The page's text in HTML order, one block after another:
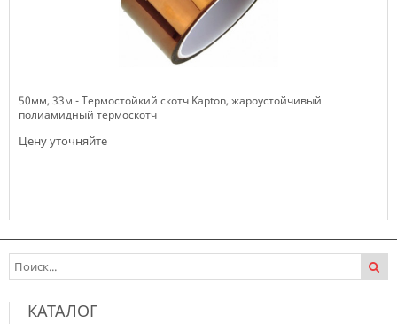
50мм, 33м - Термостойкий скотч Kapton, жароустойчивый
полиамидный термоскотч
Цену уточняйте
КАТАЛОГ